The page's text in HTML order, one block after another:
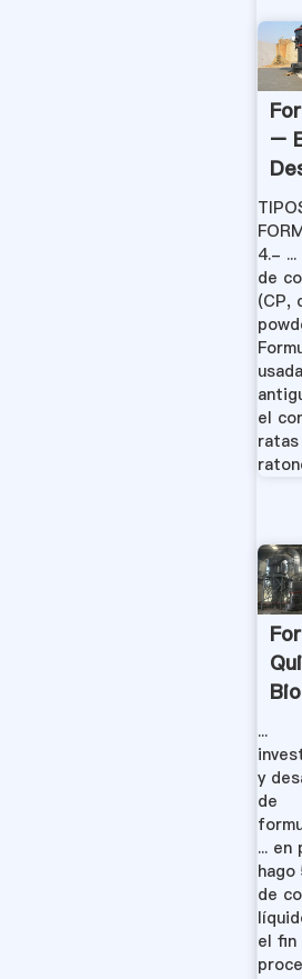
–
Y
4.-
de
(CP,
el
.
...
y
de
... en
de
el fin